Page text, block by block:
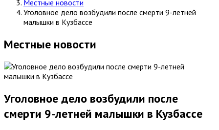
Местные новости
Уголовное дело возбудили после смерти 9-летней
малышки в Кузбассе
Местные новости
Уголовное дело возбудили после
смерти 9-летней малышки в Кузбассе